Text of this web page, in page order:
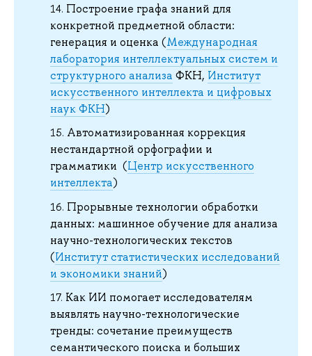
Построение графа знаний для
конкретной предметной области:
генерация и оценка (Международная
лаборатория интеллектуальных систем и
структурного анализа ФКН, Институт
искусственного интеллекта и цифровых
наук ФКН)
Автоматизированная коррекция
нестандартной орфографии и
грамматики (Центр искусственного
интеллекта)
Прорывные технологии обработки
данных: машинное обучение для анализа
научно-технологических текстов
(Институт статистических исследований
и экономики знаний)
Как ИИ помогает исследователям
выявлять научно-технологические
тренды: сочетание преимуществ
семантического поиска и больших